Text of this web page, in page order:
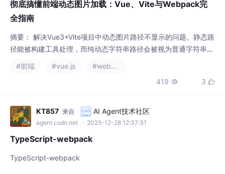
全指南
摘要： 解决Vue3+Vite项目中动态图片路径不显示的问题。静态路
径能被构建工具处理，而纯动态字符串路径会被视为普通字符串。
相对路径；Webpack则通过require解析含静态部分的动态路径。
分场景提供了Vue模板、CSS背景图和JS模块中的解决方案，并对
#前端 #vue.js
419  3 
KT857 来自 AI Agent技术社区
agent.csdn.net · 2025-12-28 12:37:31
TypeScript-webpack
TypeScript-webpack